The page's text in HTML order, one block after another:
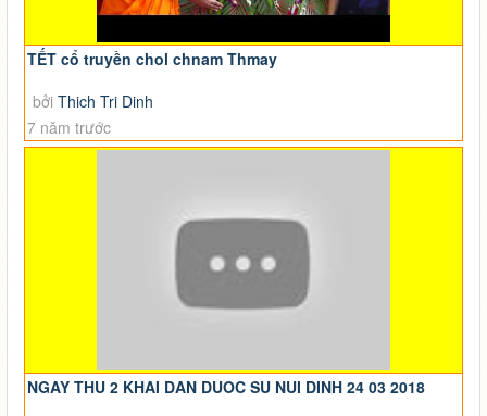
TẾT cổ truyền chol chnam Thmay
bởi Thich Tri Dinh
7 năm trước
NGAY THU 2 KHAI DAN DUOC SU NUI DINH 24 03 2018